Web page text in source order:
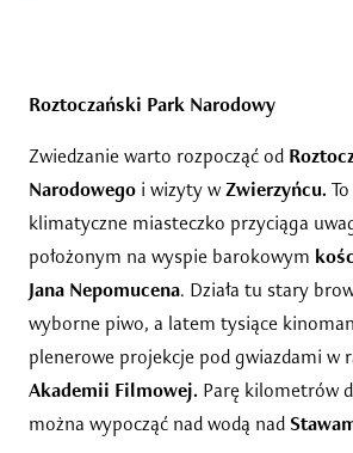
Roztoczański Park Narodowy
Zwiedzanie warto rozpocząć od
Narodowego i wizyty wZwierzyńcu.
klimatyczne miasteczko przyciąga
położonym na wyspie barokowym
Jana Nepomucena. Działa tu stary
wyborne piwo, a latem tysiące
plenerowe projekcje pod gwiazdami w
Akademii Filmowej. Parę kilometrów
można wypocząć nad wodą nad